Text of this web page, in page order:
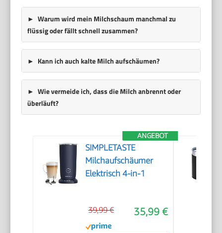
Warum wird mein Milchschaum manchmal zu
flüssig oder fällt schnell zusammen?
Kann ich auch kalte Milch aufschäumen?
Wie vermeide ich, dass die Milch anbrennt oder
überläuft?
ANGEBOT
SIMPLETASTE
Milchaufschäumer
Elektrisch 4-in-1
35,99 €
39,99 €